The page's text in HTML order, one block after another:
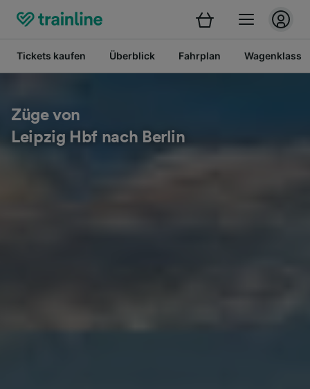
Tickets kaufen Überblick Fahrplan
Züge von
Leipzig Hbf nach Berlin